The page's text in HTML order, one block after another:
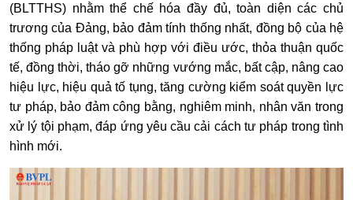
(BLTTHS) nhằm thể chế hóa đầy đủ, toàn diện các chủ
trương của Đảng, bảo đảm tính thống nhất, đồng bộ của hệ
thống pháp luật và phù hợp với điều ước, thỏa thuận quốc
tế, đồng thời, tháo gỡ những vướng mắc, bất cập, nâng cao
hiệu lực, hiệu quả tố tụng, tăng cường kiểm soát quyền lực
tư pháp, bảo đảm công bằng, nghiêm minh, nhân văn trong
xử lý tội phạm, đáp ứng yêu cầu cải cách tư pháp trong tình
hình mới.